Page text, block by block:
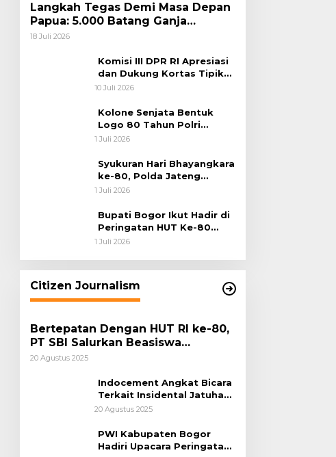
Langkah Tegas Demi Masa Depan
Papua: 5.000 Batang Ganja
Berhasil Diungkap Koops TNI
18 Juli 2026
Komisi III DPR RI Apresiasi
dan Dukung Kortas Tipikor
Polri Usut Dugaan Korupsi
10 Juli 2026
Kolone Senjata Bentuk
Logo 80 Tahun Polri
Warnai Upacara Hari
1 Juli 2026
Syukuran Hari Bhayangkara
ke-80, Polda Jateng
Teguhkan Semangat
Kebersamaan
1 Juli 2026
Bupati Bogor Ikut Hadir di
Peringatan HUT Ke-80
Bhayangkara, Sinergi Polri
1 Juli 2026
Citizen Journalism
Bertepatan Dengan HUT RI ke-80,
PT SBI Salurkan Beasiswa
Pendidikan Kepada 500 Pelajar
20 Agustus 2025
Indocement Angkat Bicara
Terkait Insidental Jatuhan
Debu Semen Pabrik
20 Agustus 2025
PWI Kabupaten Bogor
Hadiri Upacara Peringatan